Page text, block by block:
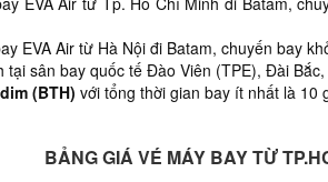
EVA Air từ Hà Nội đi Batam, chuyến bay
tại sân bay quốc tế Đào Viên (TPE), Đài
(BTH) với tổng thời gian bay ít nhất là 10
BẢNG GIÁ VÉ MÁY BAY TỪ